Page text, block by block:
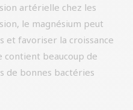
artérielle chez les
le magnésium peut
et favoriser la croissance
contient beaucoup de
de bonnes bactéries